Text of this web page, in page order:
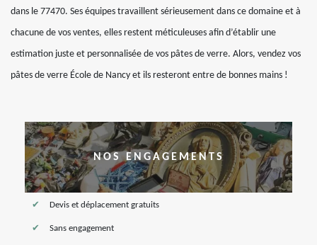
dans le 77470. Ses équipes travaillent sérieusement dans ce domaine et à
chacune de vos ventes, elles restent méticuleuses afin d’établir une
estimation juste et personnalisée de vos pâtes de verre. Alors, vendez vos
pâtes de verre École de Nancy et ils resteront entre de bonnes mains !
NOS ENGAGEMENTS
Devis et déplacement gratuits
Sans engagement